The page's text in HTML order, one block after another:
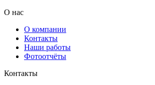
О нас
О компании
Контакты
Наши работы
Фотоотчёты
Контакты